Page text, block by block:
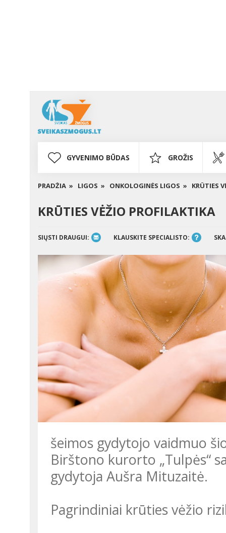
GYVENIMO BŪDAS GROŽIS
PRADŽIA » LIGOS » ONKOLOGINĖS LIGOS » KRŪTIES
KRŪTIES VĖŽIO PROFILAKTIKA
SIŲSTI DRAUGUI: KLAUSKITE SPECIALISTO:
šeimos gydytojo vaidmuo
Birštono kurorto „Tulpės“
gydytoja Aušra Mituzaitė.
Pagrindiniai krūties vėžio